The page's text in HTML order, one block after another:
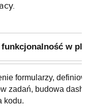
funkcjonalność w
formularzy,
zadań, budowa
kodu.